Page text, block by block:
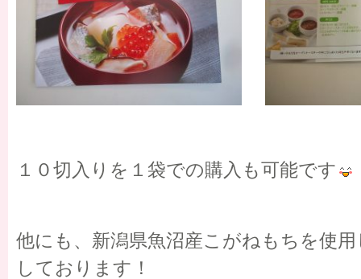
１０切入りを１袋での購入も可能です
他にも、新潟県魚沼産こがねもちを使
しております！